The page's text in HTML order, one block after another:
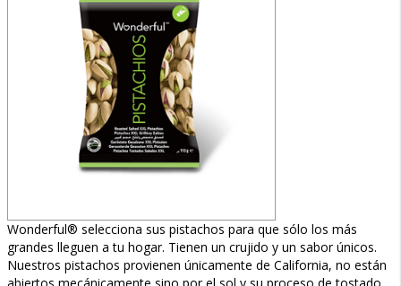
Wonderful® selecciona sus pistachos para que sólo los más
grandes lleguen a tu hogar. Tienen un crujido y un sabor únicos.
Nuestros pistachos provienen únicamente de California, no están